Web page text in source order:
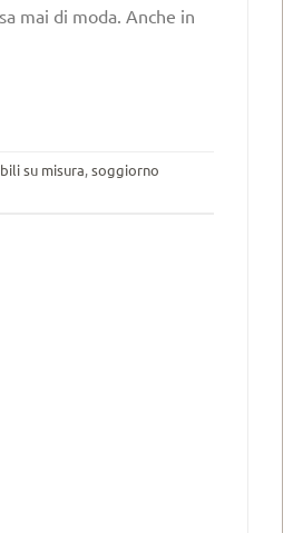
mai di moda. Anche in
su misura,soggiorno